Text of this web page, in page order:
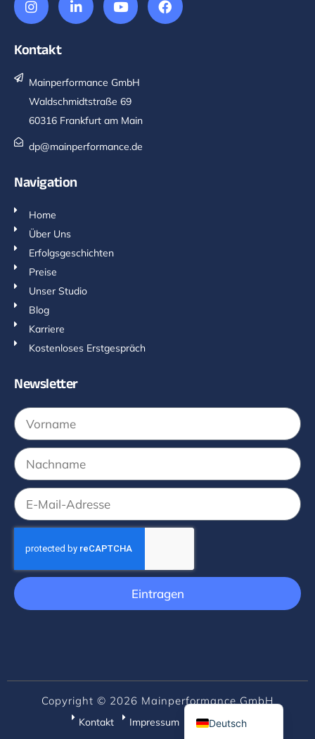
Kontakt
Mainperformance GmbH
Waldschmidtstraße 69
60316 Frankfurt am Main
dp@mainperformance.de
Navigation
Home
Über Uns
Erfolgsgeschichten
Preise
Unser Studio
Blog
Karriere
Kostenloses Erstgespräch
Newsletter
Eintragen
Copyright © 2026 Mainperformance GmbH
Kontakt Impressum Datenschutz
Deutsch
English (UK)